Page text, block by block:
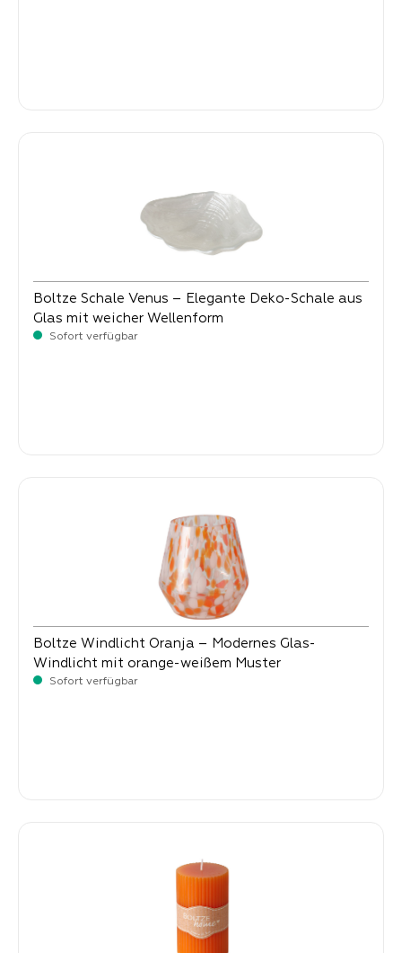
Boltze Schale Venus – Elegante Deko-Schale aus
Glas mit weicher Wellenform
Sofort verfügbar
Boltze Windlicht Oranja – Modernes Glas-
Windlicht mit orange-weißem Muster
Sofort verfügbar